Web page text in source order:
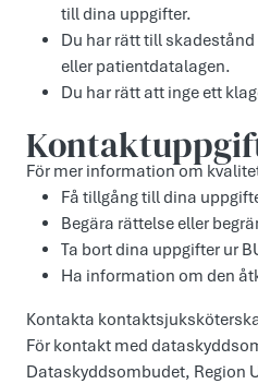
till dina uppgifter.
Du har rätt till
eller patientdatalagen.
Du har rätt att inge ett
För mer information om
Få tillgång till dina
Begära rättelse eller
Ta bort dina uppgifter ur
Ha information om den
Kontakta
För kontakt med
Dataskyddsombudet, Region